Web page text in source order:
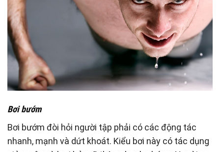
Bơi bướm
Bơi bướm đòi hỏi người tập phải có các động tác
nhanh, mạnh và dứt khoát. Kiểu bơi này có tác dụng